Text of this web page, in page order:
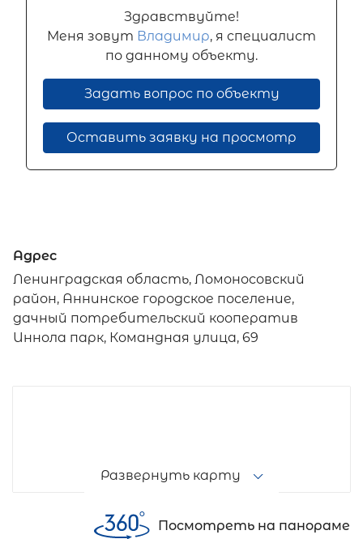
Здравствуйте!
Меня зовут Владимир, я специалист
по данному объекту.
Задать вопрос по объекту
Оставить заявку на просмотр
Адрес
Ленинградская область, Ломоносовский
район, Аннинское городское поселение,
дачный потребительский кооператив
Иннола парк, Командная улица, 69
Развернуть карту
Посмотреть на панораме